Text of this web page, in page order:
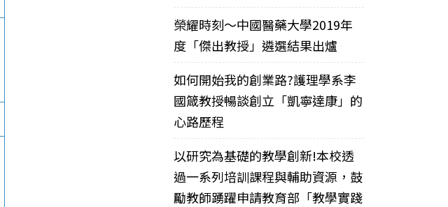
榮耀時刻～中國醫藥大學2019年
度「傑出教授」遴選結果出爐
如何開始我的創業路?護理學系李
國箴教授暢談創立「凱寧達康」的
心路歷程
以研究為基礎的教學創新!本校透
過一系列培訓課程與輔助資源，鼓
勵教師踴躍申請教育部「教學實踐